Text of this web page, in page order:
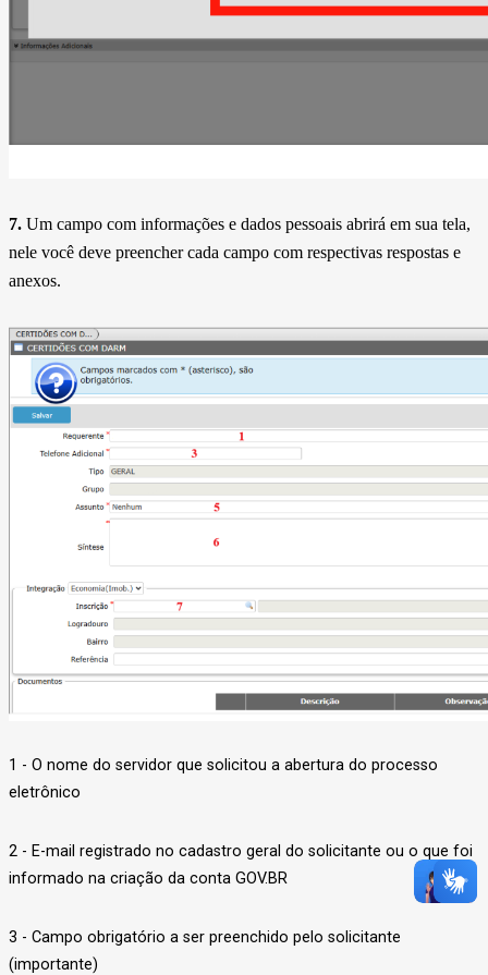
7. Um campo com informações e dados pessoais abrirá em sua tela,
nele você deve preencher cada campo com respectivas respostas e
anexos.
1 - O nome do servidor que solicitou a abertura do processo
eletrônico
2 - E-mail registrado no cadastro geral do solicitante ou o que foi
informado na criação da conta GOV.BR
3 - Campo obrigatório a ser preenchido pelo solicitante
(importante)